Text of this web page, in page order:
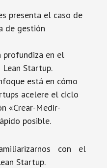
presenta el caso de
de gestión
profundiza en el
Startup.
está en cómo
acelere el ciclo
«Crear-Medir-
posible.
con el
Startup.